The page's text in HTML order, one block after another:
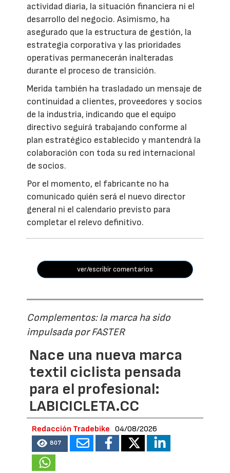
actividad diaria, la situación financiera ni el
desarrollo del negocio. Asimismo, ha
asegurado que la estructura de gestión, la
estrategia corporativa y las prioridades
operativas permanecerán inalteradas
durante el proceso de transición.
Merida también ha trasladado un mensaje de
continuidad a clientes, proveedores y socios
de la industria, indicando que el equipo
directivo seguirá trabajando conforme al
plan estratégico establecido y mantendrá la
colaboración con toda su red internacional
de socios.
Por el momento, el fabricante no ha
comunicado quién será el nuevo director
general ni el calendario previsto para
completar el relevo definitivo.
ver/escribir comentarios
Complementos: la marca ha sido
impulsada por FASTER
Nace una nueva marca
textil ciclista pensada
para el profesional:
LABICICLETA.CC
Redacción Tradebike 04/08/2026
807